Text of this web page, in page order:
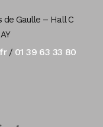
de Gaulle – Hall C
/ 01 39 63 33 80